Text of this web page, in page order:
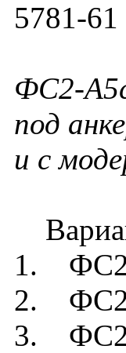
5781-
ФС2-
под
и с
1.
2.
3. ФС2